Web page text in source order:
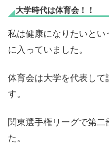
大学時代は体育会！！
私は健康になりたいと
に入っていました。
体育会は大学を代表し
す。
関東選手権リーグで第
た。